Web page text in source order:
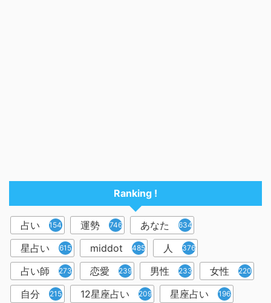
Ranking !
占い 1545 運勢 746 あなた 634
星占い 615 middot 485 人 376
占い師 273 恋愛 239 男性 233 女性 220
自分 215 12星座占い 209 星座占い 196